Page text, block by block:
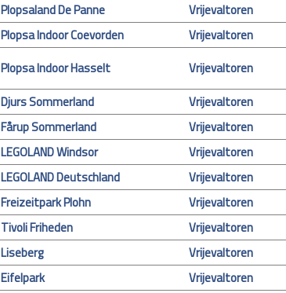
Plopsaland De Panne Vrijevaltoren
Plopsa Indoor Coevorden Vrijevaltoren
Plopsa Indoor Hasselt Vrijevaltoren
Djurs Sommerland Vrijevaltoren
Fårup Sommerland Vrijevaltoren
LEGOLAND Windsor Vrijevaltoren
LEGOLAND Deutschland Vrijevaltoren
Freizeitpark Plohn Vrijevaltoren
Tivoli Friheden Vrijevaltoren
Liseberg Vrijevaltoren
Eifelpark Vrijevaltoren